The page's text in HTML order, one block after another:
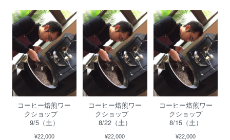
した。 プチプチ感とビネガー感がたまりません。 他の友達にも薦めた
く購入させて頂きました。 丁寧に発送してくださりありがとうござい
ました。 また食べれるの楽しみです。
この度は粒マスタードのご購入ありがと
うございます。 高評価くださり、嬉しい
です。 店舗では、この粒マスタードをお
土産やプレゼントでご購入される方がた
くさんいらっしゃいます。 シンプルな製
法なので、他の食材とも合わせやすいで
コーヒー焙煎ワー
クショップ
9/5（土）
¥22,000
コーヒー焙煎ワー
クショップ
8/22（土）
¥22,000
コーヒー焙煎ワー
クショップ
8/15（土）
¥22,000